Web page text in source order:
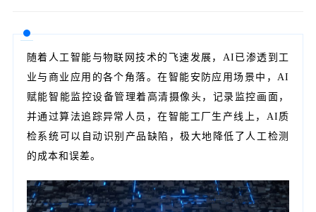
随着人工智能与物联网技术的飞速发展，AI已渗透到工
业与商业应用的各个角落。在智能安防应用场景中，AI
赋能智能监控设备管理着高清摄像头，记录监控画面，
并通过算法追踪异常人员，在智能工厂生产线上，AI质
检系统可以自动识别产品缺陷，极大地降低了人工检测
的成本和误差。